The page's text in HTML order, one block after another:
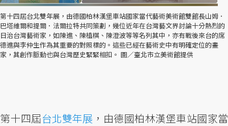
第十四屆台北雙年展，由德國柏林漢堡車站國家當代藝術美術館雙館長山姆．
巴塔維爾和提爾．法爾拉特共同策劃，幾位近年在台灣藝文界討論十分熱烈的
日治台灣藝術家，如陳進、陳植棋、陳澄波等等名列其中，亦有戰後來台的席
德進與李仲生作為其重要的對照標的。這些已經在藝術史中有明確定位的畫
家，其創作脈動也與台灣歷史緊緊相扣。 圖／臺北市立美術館提供
第十四屆台北雙年展，由德國柏林漢堡車站國家當